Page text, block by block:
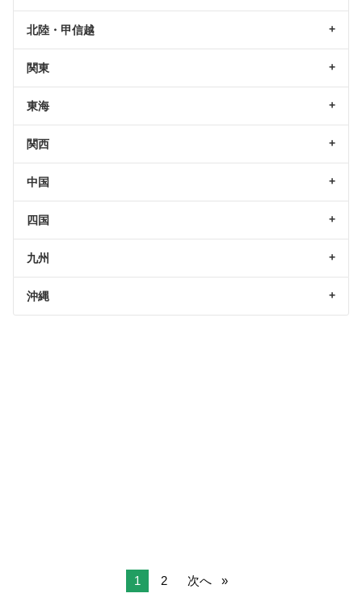
北陸・甲信越
関東
東海
関西
中国
四国
九州
沖縄
1 2 次へ